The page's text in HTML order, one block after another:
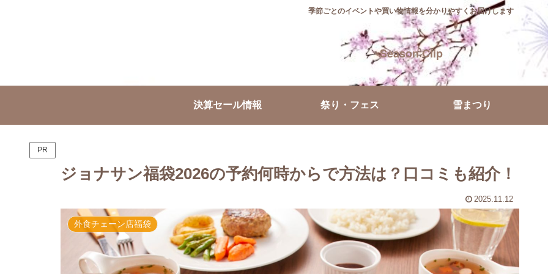
季節ごとのイベントや買い物情報を分かりやすくお届けします
Season Clip
決算セール情報 祭り・フェス 雪まつり
PR
ジョナサン福袋2026の予約何時からで方法は？口コミも紹介！
2025.11.12
外食チェーン店福袋